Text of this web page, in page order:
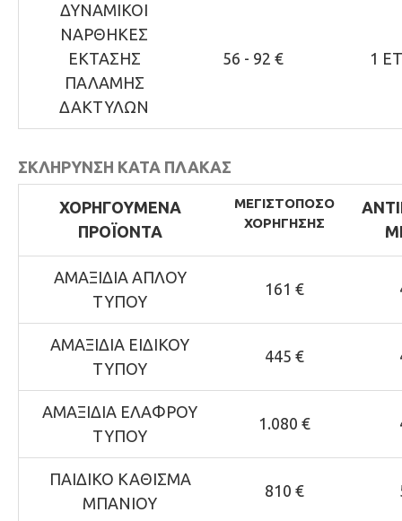
ΔΥΝΑΜΙΚΟΙ
ΝΑΡΘΗΚΕΣ
ΕΚΤΑΣΗΣ
ΠΑΛΑΜΗΣ
ΔΑΚΤΥΛΩΝ
56 - 92 € 1
ΣΚΛΗΡΥΝΣΗ ΚΑΤΑ ΠΛΑΚΑΣ
ΧΟΡΗΓΟΥΜΕΝΑ
ΠΡΟΪΟΝΤΑ
ΜΕΓΙΣΤΟΠΟΣΟ
ΧΟΡΗΓΗΣΗΣ
ΑΜΑΞΙΔΙΑ ΑΠΛΟΥ
ΤΥΠΟΥ
161 €
ΑΜΑΞΙΔΙΑ ΕΙΔΙΚΟΥ
ΤΥΠΟΥ
445 €
ΑΜΑΞΙΔΙΑ ΕΛΑΦΡΟΥ
ΤΥΠΟΥ
1.080 €
ΠΑΙΔΙΚΟ ΚΑΘΙΣΜΑ
ΜΠΑΝΙΟΥ
810 €